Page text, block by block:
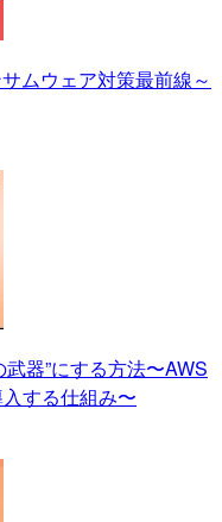
ムウェア対策最前線～
武器”にする方法〜AWS
する仕組み〜